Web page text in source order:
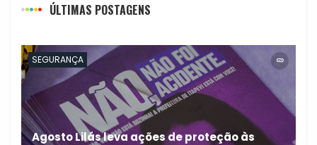
ÚLTIMAS POSTAGENS
SEGURANÇA
Agosto Lilás leva ações de proteção às